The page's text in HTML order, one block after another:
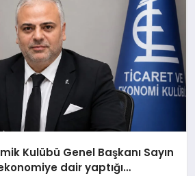
Kulübü Genel Başkanı Sayın
dair yaptığı